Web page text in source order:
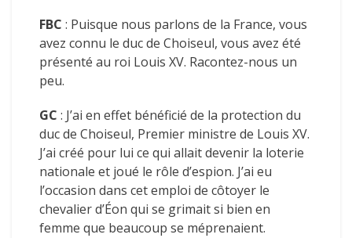
FBC : Puisque nous parlons de la France, vous
avez connu le duc de Choiseul, vous avez été
présenté au roi Louis XV. Racontez-nous un
peu.
GC : J’ai en effet bénéficié de la protection du
duc de Choiseul, Premier ministre de Louis XV.
J’ai créé pour lui ce qui allait devenir la loterie
nationale et joué le rôle d’espion. J’ai eu
l’occasion dans cet emploi de côtoyer le
chevalier d’Éon qui se grimait si bien en
femme que beaucoup se méprenaient.